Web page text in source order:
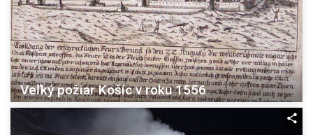
Veľký požiar Košíc v roku 1556